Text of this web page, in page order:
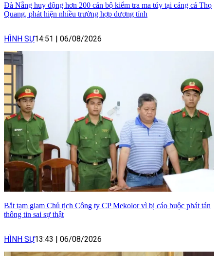
Đà Nẵng huy động hơn 200 cán bộ kiểm tra ma túy tại cảng cá Thọ
Quang, phát hiện nhiều trường hợp dương tính
HÌNH SỰ14:51 06/08/2026
Bắt tạm giam Chủ tịch Công ty CP Mekolor vì bị cáo buộc phát tán
thông tin sai sự thật
HÌNH SỰ13:43 06/08/2026